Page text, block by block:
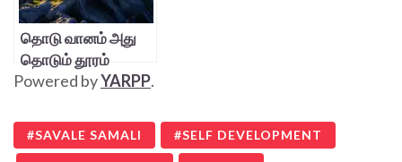
தொடு வானம் அது
தொடும் தூரம்
Powered byYARPP.
SAVALE SAMALI SELF DEVELOPMENT